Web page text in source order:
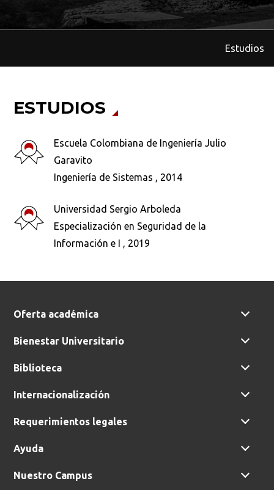
Estudios
ESTUDIOS
Escuela Colombiana de Ingeniería Julio
Garavito
Ingeniería de Sistemas , 2014
Universidad Sergio Arboleda
Especialización en Seguridad de la
Información e I , 2019
¿Qué buscas?
Buscar en:
Ordenar por: *
Buscar
Oferta académica
Bienestar Universitario
Biblioteca
Internacionalización
Requerimientos legales
Ayuda
Nuestro Campus